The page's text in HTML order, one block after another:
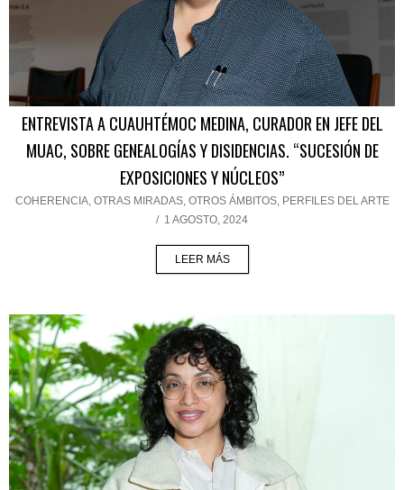
ENTREVISTA A CUAUHTÉMOC MEDINA, CURADOR EN JEFE DEL
MUAC, SOBRE GENEALOGÍAS Y DISIDENCIAS. “SUCESIÓN DE
EXPOSICIONES Y NÚCLEOS”
COHERENCIA, OTRAS MIRADAS, OTROS ÁMBITOS, PERFILES DEL ARTE
/ 1 AGOSTO, 2024
LEER MÁS